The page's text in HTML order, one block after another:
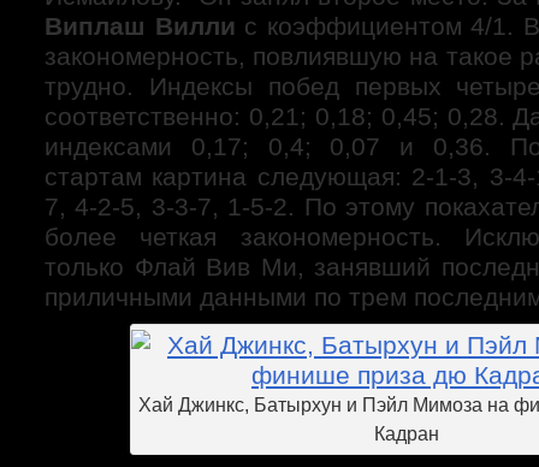
Виплаш Вилли с коэффициентом 4/1.
закономерность, повлиявшую на такое
трудно. Индексы побед первых
соответственно: 0,21; 0,18; 0,45; 0,28.
индексами 0,17; 0,4; 0,07 и 0,36.
стартам картина следующая: 2-1-3, 3-
7, 4-2-5, 3-3-7, 1-5-2. По этому
более четкая закономерность.
только Флай Вив Ми, занявший
приличными данными по трем
Хай Джинкс, Батырхун и Пэйл Мимоза на
Кадран